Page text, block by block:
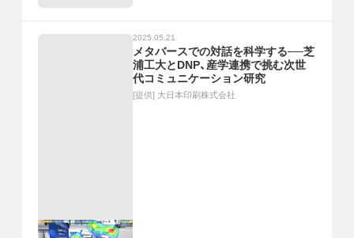
2025.05.21
メタバースでの対話を科学する──芝
浦工大とDNP、産学連携で挑む次世
代コミュニケーション研究
[提供] 大日本印刷株式会社